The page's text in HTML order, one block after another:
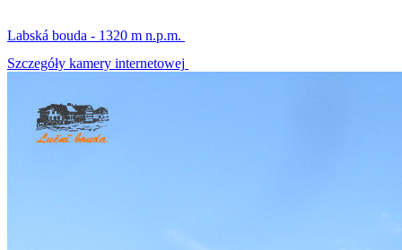
Labská bouda - 1320 m n.p.m.
Szczegóły kamery internetowej